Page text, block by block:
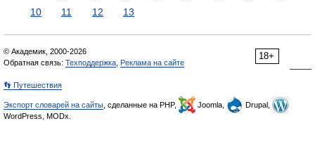
10
11 12 13
18+
© Академик, 2000-2026
Обратная связь: Техподдержка Реклама на сайте
👣 Путешествия
Экспорт словарей на сайты , сделанные на PHP, Joomla,
Drupal,
WordPress, MODx.